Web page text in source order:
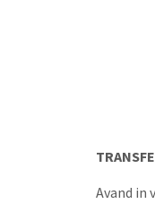
Avand in